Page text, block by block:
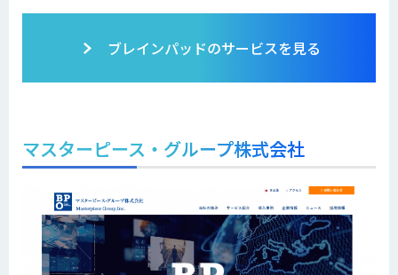
ブレインパッドのサービスを見る
マスターピース・グループ株式会社